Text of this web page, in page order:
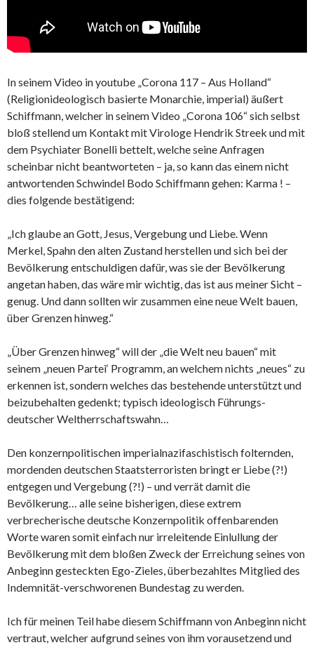
In seinem Video in youtube „Corona 117 – Aus Holland“
(Religionideologisch basierte Monarchie, imperial) äußert
Schiffmann, welcher in seinem Video „Corona 106“ sich selbst
bloß stellend um Kontakt mit Virologe Hendrik Streek und mit
dem Psychiater Bonelli bettelt, welche seine Anfragen
scheinbar nicht beantworteten – ja, so kann das einem nicht
antwortenden Schwindel Bodo Schiffmann gehen: Karma ! –
dies folgende bestätigend:
„Ich glaube an Gott, Jesus, Vergebung und Liebe. Wenn
Merkel, Spahn den alten Zustand herstellen und sich bei der
Bevölkerung entschuldigen dafür, was sie der Bevölkerung
angetan haben, das wäre mir wichtig, das ist aus meiner Sicht –
genug. Und dann sollten wir zusammen eine neue Welt bauen,
über Grenzen hinweg.“
„Über Grenzen hinweg“ will der „die Welt neu bauen“ mit
seinem „neuen Partei‘ Programm, an welchem nichts „neues“ zu
erkennen ist, sondern welches das bestehende unterstützt und
beizubehalten gedenkt; typisch ideologisch Führungs-
deutscher Weltherrschaftswahn…
Den konzernpolitischen imperialnazifaschistisch folternden,
mordenden deutschen Staatsterroristen bringt er Liebe (?!)
entgegen und Vergebung (?!) – und verrät damit die
Bevölkerung… alle seine bisherigen, diese extrem
verbrecherische deutsche Konzernpolitik offenbarenden
Worte waren somit einfach nur irreleitende Einlullung der
Bevölkerung mit dem bloßen Zweck der Erreichung seines von
Anbeginn gesteckten Ego-Zieles, überbezahltes Mitglied des
Indemnität-verschworenen Bundestag zu werden.
Ich für meinen Teil habe diesem Schiffmann von Anbeginn nicht
vertraut, welcher aufgrund seines von ihm vorausetzend und